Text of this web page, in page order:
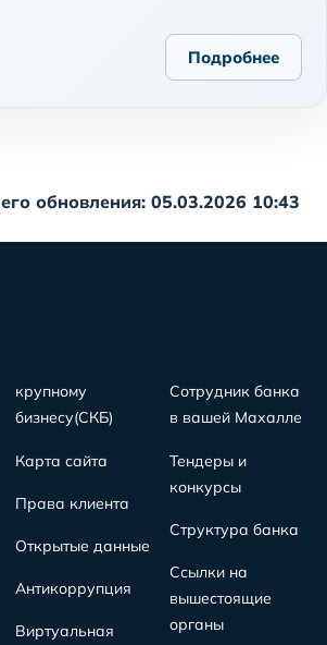
Подробнее
обновления: 05.03.2026 10:43
крупному
бизнесу(СКБ)
Карта сайта
Права клиента
Открытые данные
Антикоррупция
Виртуальная
Сотрудник банка
в вашей Махалле
Тендеры и
конкурсы
Структура банка
Ссылки на
вышестоящие
органы